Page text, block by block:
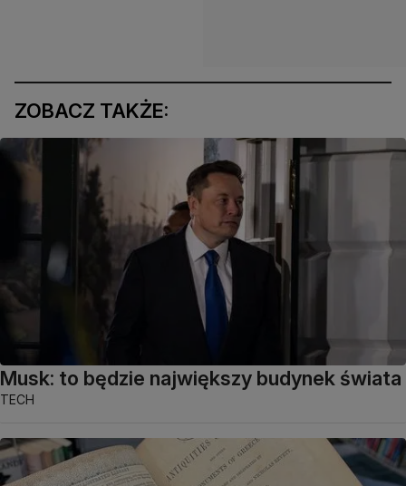
ZOBACZ TAKŻE:
Musk: to będzie największy budynek świata
TECH